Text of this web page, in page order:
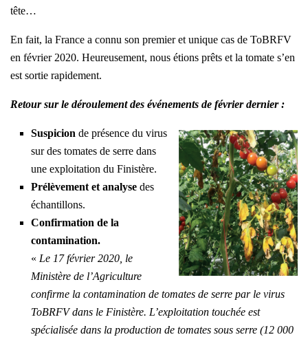
tête…
En fait, la France a connu son premier et unique cas de ToBRFV
en février 2020. Heureusement, nous étions prêts et la tomate s’en
est sortie rapidement.
Retour sur le déroulement des événements de février dernier :
Suspicion de présence du virus
sur des tomates de serre dans
une exploitation du Finistère.
Prélèvement et analyse des
échantillons.
Confirmation de la
contamination.
« Le 17 février 2020, le
Ministère de l’Agriculture
confirme la contamination de tomates de serre par le virus
ToBRFV dans le Finistère. L’exploitation touchée est
spécialisée dans la production de tomates sous serre (12 000